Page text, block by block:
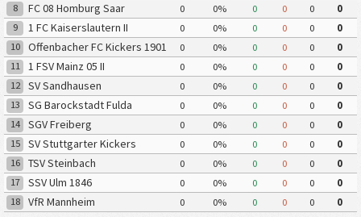
8
FC 08 Homburg Saar 0 0% 0 0 0
0
9
1 FC Kaiserslautern II 0 0% 0 0 0
0
10
Offenbacher FC Kickers 1901 0 0% 0 0 0
0
11
1 FSV Mainz 05 II 0 0% 0 0 0
0
12
SV Sandhausen 0 0% 0 0 0
0
13
SG Barockstadt Fulda
Lehnerz
0 0% 0 0 0
0
14
SGV Freiberg 0 0% 0 0 0
0
15
SV Stuttgarter Kickers 0 0% 0 0 0
0
16
TSV Steinbach 0 0% 0 0 0
0
17
SSV Ulm 1846 0 0% 0 0 0
0
18
VfR Mannheim 0 0% 0 0 0
0